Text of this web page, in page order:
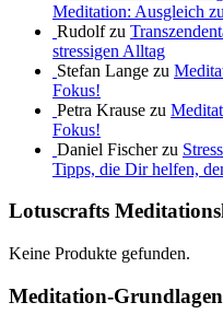
Meditation: Ausgleich
Rudolf zu
stressigen Alltag
Stefan Lange zu
Fokus!
Petra Krause zu
Fokus!
Daniel Fischer zu
Tipps, die Dir helfen,
Lotuscrafts
Keine Produkte gefunden.
Meditation-Grundlagen